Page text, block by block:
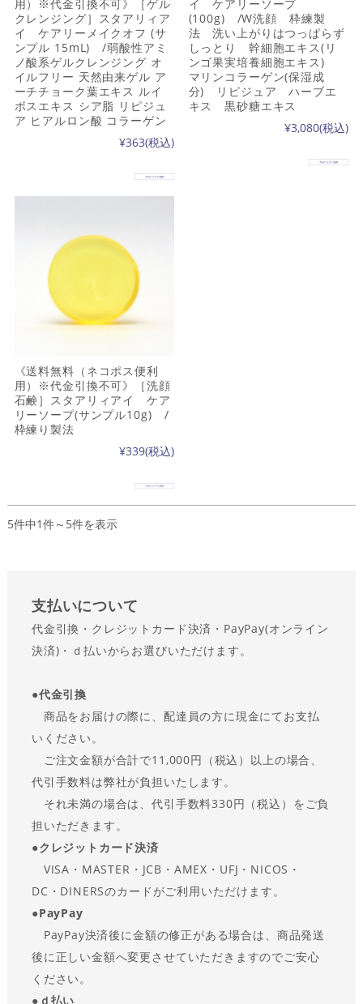
用）※代金引換不可》［ゲル
クレンジング］スタアリィア
イ ケアリーメイクオフ (サ
ンプル 15mL) /弱酸性アミ
ノ酸系ゲルクレンジング オ
イルフリー 天然由来ゲル ア
ーチチョーク葉エキス ルイ
ボスエキス シア脂 リピジュ
ア ヒアルロン酸 コラーゲン
¥363(税込)
イ ケアリーソープ
(100g) /W洗顔 枠練製
法 洗い上がりはつっぱらず
しっとり 幹細胞エキス(リ
ンゴ果実培養細胞エキス)
マリンコラーゲン(保湿成
分) リピジュア ハーブエ
キス 黒砂糖エキス
¥3,080(税込)
《送料無料（ネコポス便利
用）※代金引換不可》［洗顔
石鹸］スタアリィアイ ケア
リーソープ(サンプル10g) /
枠練り製法
¥339(税込)
5件中1件～5件を表示
支払いについて
代金引換・クレジットカード決済・PayPay(オンライン
決済)・ｄ払いからお選びいただけます。
●代金引換
商品をお届けの際に、配達員の方に現金にてお支払
いください。
ご注文金額が合計で11,000円（税込）以上の場合、
代引手数料は弊社が負担いたします。
それ未満の場合は、代引手数料330円（税込）をご負
担いただきます。
●クレジットカード決済
VISA・MASTER・JCB・AMEX・UFJ・NICOS・
DC・DINERSのカードがご利用いただけます。
●PayPay
PayPay決済後に金額の修正がある場合は、商品発送
後に正しい金額へ変更させていただきますのでご安心
ください。
●ｄ払い